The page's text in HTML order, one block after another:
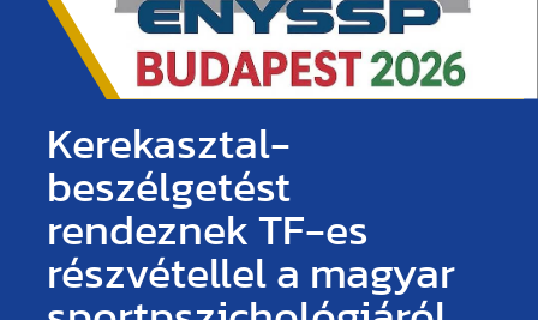
Kerekasztal-
beszélgetést
rendeznek TF-es
részvétellel a magyar